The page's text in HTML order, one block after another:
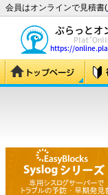
会員はオンラインで見積書(